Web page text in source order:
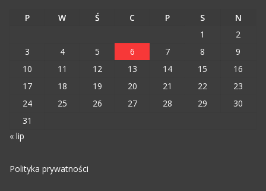
P W Ś C P S
N
1
2
3
4 5 6 7 8
9
10
11 12 13 14 15
16
17
18 19 20 21 22
23
24
25 26 27 28 29
30
31
« lip
Polityka prywatności